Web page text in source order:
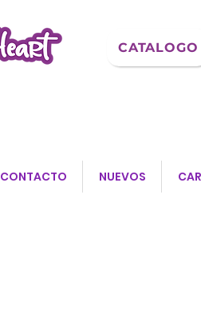
CATALOGO
CONTACTO NUEVOS